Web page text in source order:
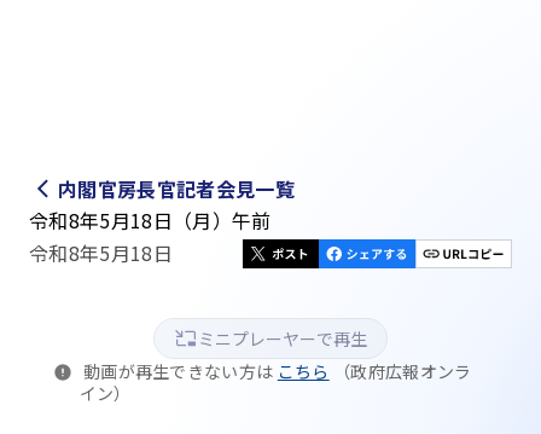
内閣官房長官記者会見一覧
令和8年5月18日（月）午前
令和8年5月18日
動画が再生できない方は こちら
（政府広報オンラ
イン）
ミニプレーヤーで再生